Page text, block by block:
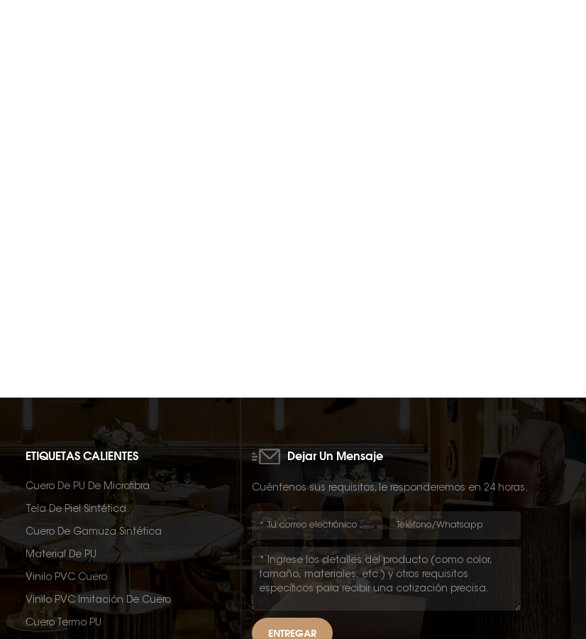
ETIQUETAS CALIENTES
Cuero De PU De Microfibra
Tela De Piel Sintética.
Cuero De Gamuza Sintética
Material De PU
Vinilo PVC Cuero
Vinilo PVC Imitación De Cuero
Cuero Termo PU
Dejar Un Mensaje
Cuéntenos sus requisitos, le responderemos en 24 horas.